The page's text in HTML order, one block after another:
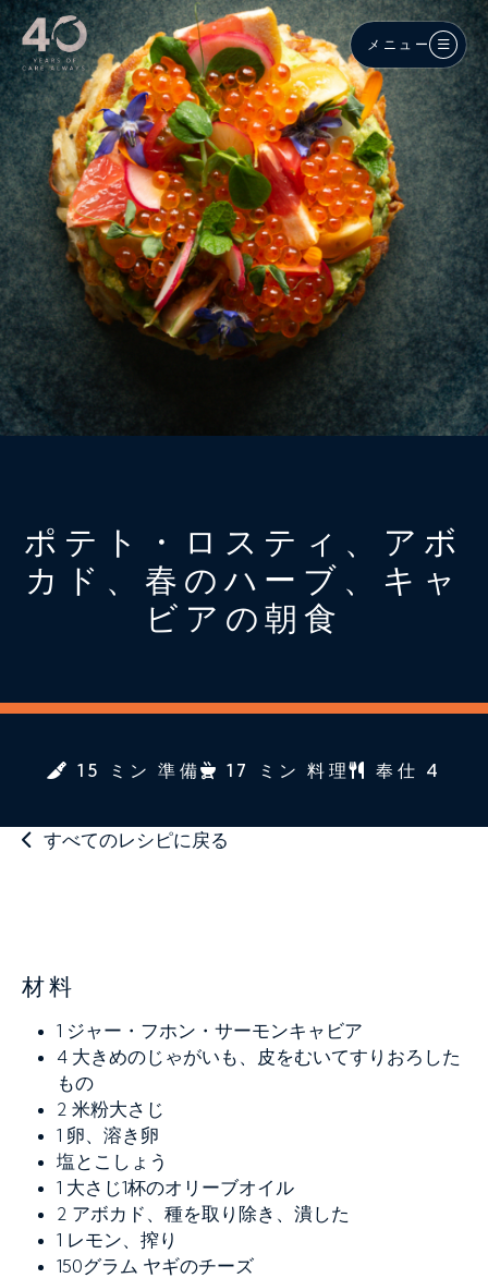
メインコンテンツへスキップ
メニュー
ポテト・ロスティ、アボ
カド、春のハーブ、キャ
ビアの朝食
15 ミン 準備 17 ミン 料理 奉仕 4
すべてのレシピに戻る
材料
1 ジャー・フホン・サーモンキャビア
4 大きめのじゃがいも、皮をむいてすりおろした
もの
2 米粉大さじ
1 卵、溶き卵
塩とこしょう
1 大さじ1杯のオリーブオイル
2 アボカド、種を取り除き、潰した
1 レモン、搾り
150グラム ヤギのチーズ